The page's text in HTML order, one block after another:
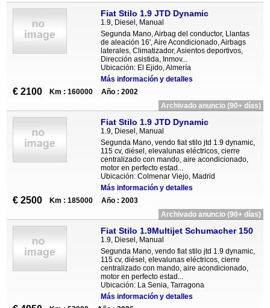
Fiat Stilo 1.9 JTD Dynamic
1.9, Diesel, Manual
Segunda Mano, Airbag del conductor, Llantas
de aleación 16', Aire Acondicionado, Airbags
laterales, Climatizador, Asientos deportivos,
Dirección asistida, Inmov...
Ubicación: El Ejido, Almería
Más información y detalles
€ 2100 Km : 160000
Año : 2002
Archivado anuncio (90+ días)
Fiat Stilo 1.9 JTD Dynamic
1.9, Diesel, Manual
Segunda Mano, vendo fiat stilo jtd 1.9 dynamic,
115 cv, diésel, elevalunas eléctricos, cierre
centralizado con mando, aire acondicionado,
motor en perfecto estad...
Ubicación: Colmenar Viejo, Madrid
Más información y detalles
€ 2500 Km : 185000
Año : 2003
Archivado anuncio (90+ días)
Fiat Stilo 1.9Multijet Schumacher 150
1.9, Diesel, Manual
Segunda Mano, vendo fiat stilo jtd 1.9 dynamic,
115 cv, diésel, elevalunas eléctricos, cierre
centralizado con mando, aire acondicionado,
motor en perfecto estad...
Ubicación: La Senia, Tarragona
Más información y detalles